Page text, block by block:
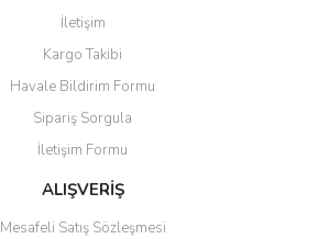
İletişim
Kargo Takibi
Havale Bildirim Formu
Sipariş Sorgula
İletişim Formu
ALIŞVERİŞ
Mesafeli Satış Sözleşmesi